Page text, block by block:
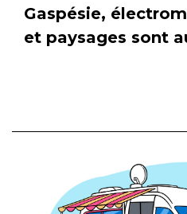
Gaspésie,
et paysages sont